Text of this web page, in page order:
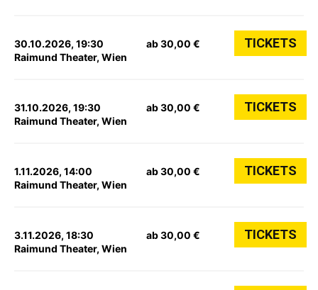
30.10.2026, 19:30
Raimund Theater, Wien
ab 30,00 € TICKETS
31.10.2026, 19:30
Raimund Theater, Wien
ab 30,00 € TICKETS
1.11.2026, 14:00
Raimund Theater, Wien
ab 30,00 € TICKETS
3.11.2026, 18:30
Raimund Theater, Wien
ab 30,00 € TICKETS